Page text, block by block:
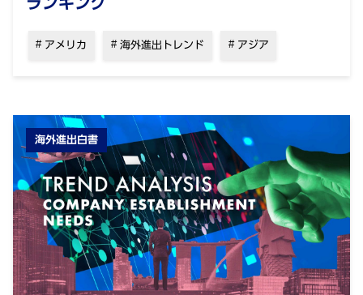
アメリカ 海外進出トレンド アジア
海外進出白書